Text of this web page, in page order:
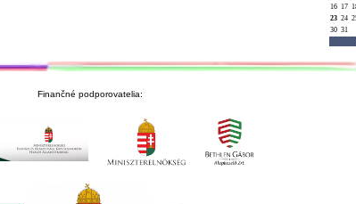
16 17
23 24
30 31
Finančné podporovatelia: